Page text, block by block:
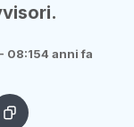
08:154 anni fa